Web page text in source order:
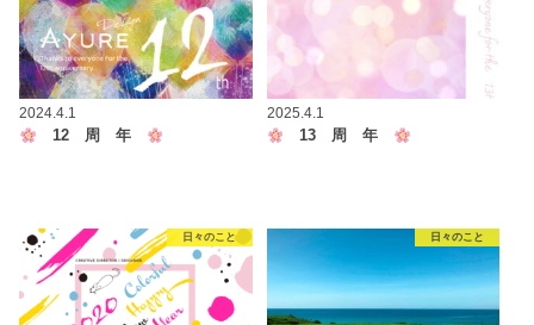
2024.4.1
12 周 年
2025.4.1
13 周 年
日々のこと 日々のこと